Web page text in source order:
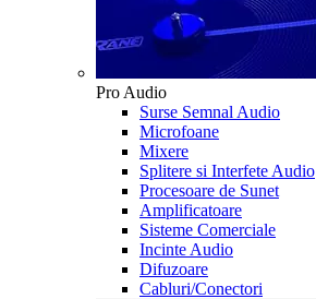
Pro Audio
Surse Semnal Audio
Microfoane
Mixere
Splitere si Interfete Audio
Procesoare de Sunet
Amplificatoare
Sisteme Comerciale
Incinte Audio
Difuzoare
Cabluri/Conectori